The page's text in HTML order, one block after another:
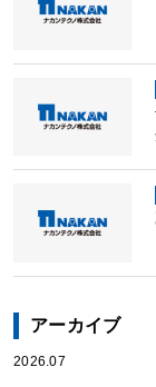
アーカイブ
2026.07